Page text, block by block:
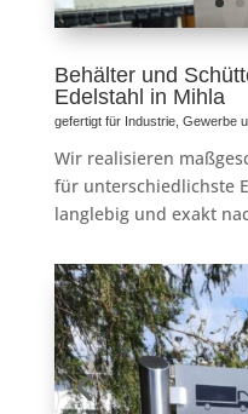
Behälter und
Edelstahl in Mihla
gefertigt für Industrie, Gewerbe
Wir realisieren
für unterschiedlichste
langlebig und exakt